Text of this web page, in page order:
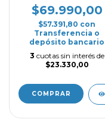
$69.990,00
$57.391,80 con
Transferencia o
depósito bancario
3 cuotas sin interés de
$23.330,00
COMPRAR